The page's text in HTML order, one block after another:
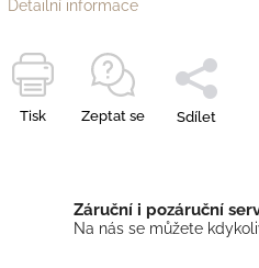
Detailní informace
Tisk Zeptat se Sdílet
Záruční i pozáruční
Na nás se můžete